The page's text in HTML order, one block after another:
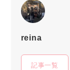
reina
記事一覧